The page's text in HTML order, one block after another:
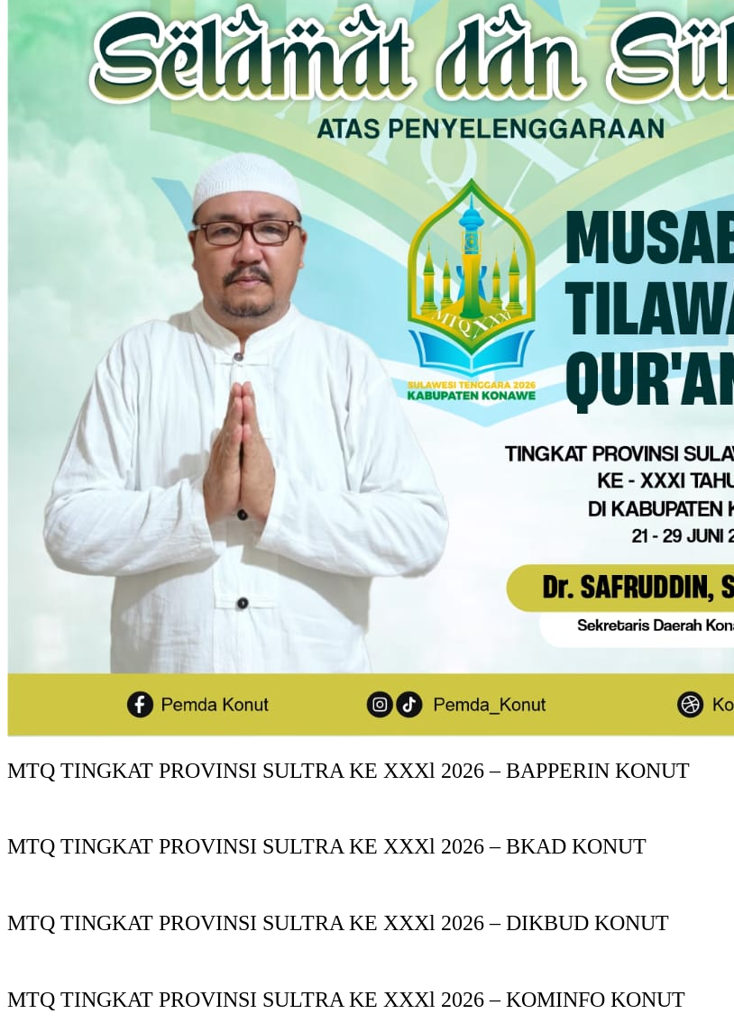
MTQ TINGKAT PROVINSI SULTRA KE XXXl 2026 – BAPPERIN KONUT
MTQ TINGKAT PROVINSI SULTRA KE XXXl 2026 – BKAD KONUT
MTQ TINGKAT PROVINSI SULTRA KE XXXl 2026 – DIKBUD KONUT
MTQ TINGKAT PROVINSI SULTRA KE XXXl 2026 – KOMINFO KONUT